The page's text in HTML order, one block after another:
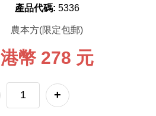
產品代碼: 5336
農本方(限定包郵)
港幣 278 元
+